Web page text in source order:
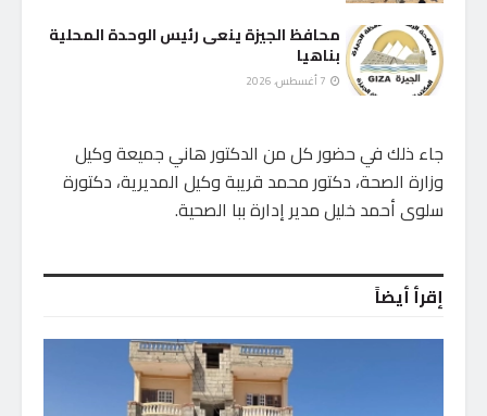
محافظ الجيزة ينعى رئيس الوحدة المحلية
بناهيا
جاء ذلك في حضور كل من الدكتور هاني جميعة وكيل
وزارة الصحة، دكتور محمد قريبة وكيل المديرية، دكتورة
سلوى أحمد خليل مدير إدارة ببا الصحية.
إقرأ أيضاً